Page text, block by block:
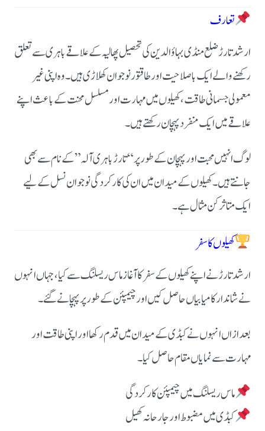
تعارف
ارشد تارڑ ضلع منڈی بہاؤالدین کی تحصیل پھالیہ کے علاقے باہری سے تعلق
رکھنے والے ایک باصلاحیت اور طاقتور نوجوان کھلاڑی ہیں۔ وہ اپنی غیر
معمولی جسمانی طاقت، کھیلوں میں مہارت اور مسلسل محنت کے باعث اپنے
علاقے میں ایک منفرد پہچان رکھتے ہیں۔
لوگ انہیں محبت اور پہچان کے طور پر “تارڑ باہری آلہ” کے نام سے بھی
جانتے ہیں۔ کھیلوں کے میدان میں ان کی کارکردگی نوجوان نسل کے لیے
ایک متاثر کن مثال ہے۔
کھیلوں کا سفر
ارشد تارڑ نے اپنے کھیلوں کے سفر کا آغاز ماس ریسلنگ سے کیا، جہاں انہوں
نے شاندار کامیابیاں حاصل کیں اور چیمپئن کے طور پر پہچانے گئے۔
بعد ازاں انہوں نے کبڈی کے میدان میں قدم رکھا اور اپنی طاقت اور
مہارت سے نمایاں مقام حاصل کیا۔
ماس ریسلنگ میں چیمپئن کارکردگی
کبڈی میں مضبوط اور جارحانہ کھیل